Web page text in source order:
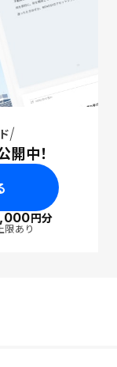
中！
円分
あり